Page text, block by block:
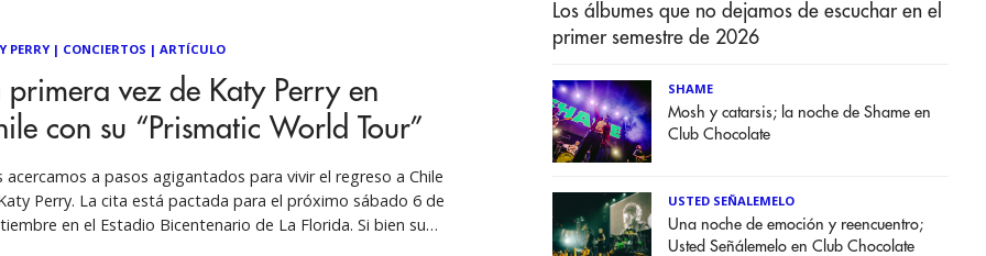
PERRY| CONCIERTOS | ARTÍCULO
primera vez de Katy Perry en
con su “Prismatic World Tour”
acercamos a pasos agigantados para vivir el regreso a Chile
Perry. La cita está pactada para el próximo sábado 6 de
en el Estadio Bicentenario de La Florida. Si bien su
Los álbumes que no dejamos de escuchar en el
primer semestre de 2026
SHAME
Mosh y catarsis; la noche de Shame en
Club Chocolate
USTED SEÑALEMELO
Una noche de emoción y reencuentro;
Usted Señálemelo en Club Chocolate